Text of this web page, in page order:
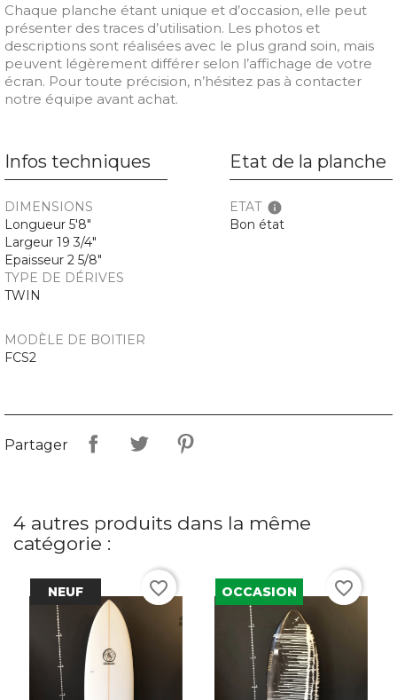
Chaque planche étant unique et d’occasion, elle peut
présenter des traces d’utilisation. Les photos et
descriptions sont réalisées avec le plus grand soin, mais
peuvent légèrement différer selon l’affichage de votre
écran. Pour toute précision, n’hésitez pas à contacter
notre équipe avant achat.
Infos techniques
DIMENSIONS
Longueur 5'8"
Largeur 19 3/4"
Epaisseur 2 5/8"
TYPE DE DÉRIVES
TWIN
MODÈLE DE BOITIER
FCS2
Etat de la planche
ETAT info
Bon état
Partager
4 autres produits dans la même
catégorie :
NEUF favorite_border OCCASION favorite_border